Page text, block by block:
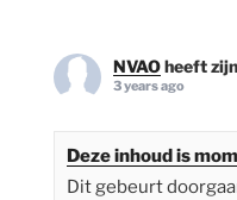
NVAOheeft
3 years ago
Deze inhoud is
Dit gebeurt